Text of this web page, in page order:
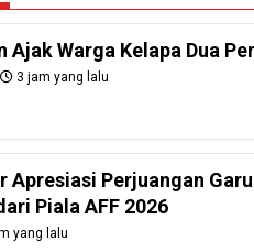
Ajak Warga Kelapa Dua
3 jam yang lalu
Apresiasi Perjuangan
Piala AFF 2026
yang lalu